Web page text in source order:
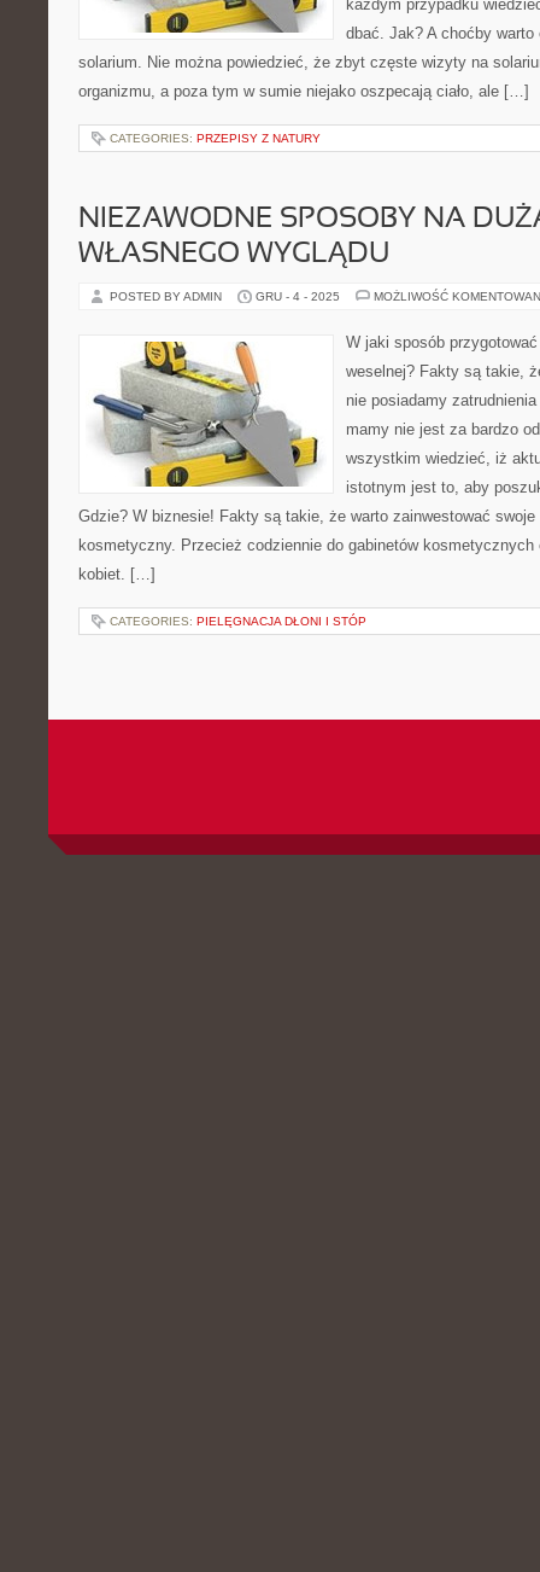
każdym przypadku
dbać. Jak? A choćby
solarium. Nie można powiedzieć, że zbyt częste wizyty na
organizmu, a poza tym w sumie niejako oszpecają ciało, ale […]
CATEGORIES: PRZEPISY Z NATURY
NIEZAWODNE SPOSOBY NA
WŁASNEGO WYGLĄDU
POSTED BY ADMIN GRU - 4 - 2025 MOŻLIWOŚĆ
W jaki sposób
weselnej? Fakty są takie,
nie posiadamy
mamy nie jest za bardzo
wszystkim wiedzieć, iż
istotnym jest to, aby
Gdzie? W biznesie! Fakty są takie, że warto zainwestować
kosmetyczny. Przecież codziennie do gabinetów
kobiet. […]
CATEGORIES: PIELĘGNACJA DŁONI I STÓP